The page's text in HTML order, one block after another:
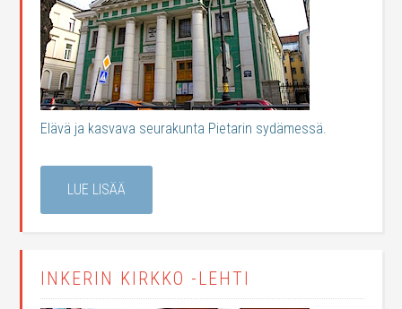
Elävä ja kasvava seurakunta Pietarin sydämessä.
LUE LISÄÄ
INKERIN KIRKKO -LEHTI